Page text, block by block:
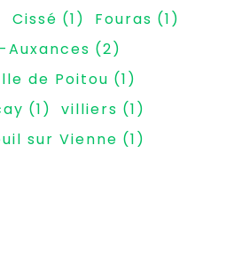
Cissé (1) Fouras (1)
Auxances (2)
de Poitou (1)
(1) villiers (1)
sur Vienne (1)